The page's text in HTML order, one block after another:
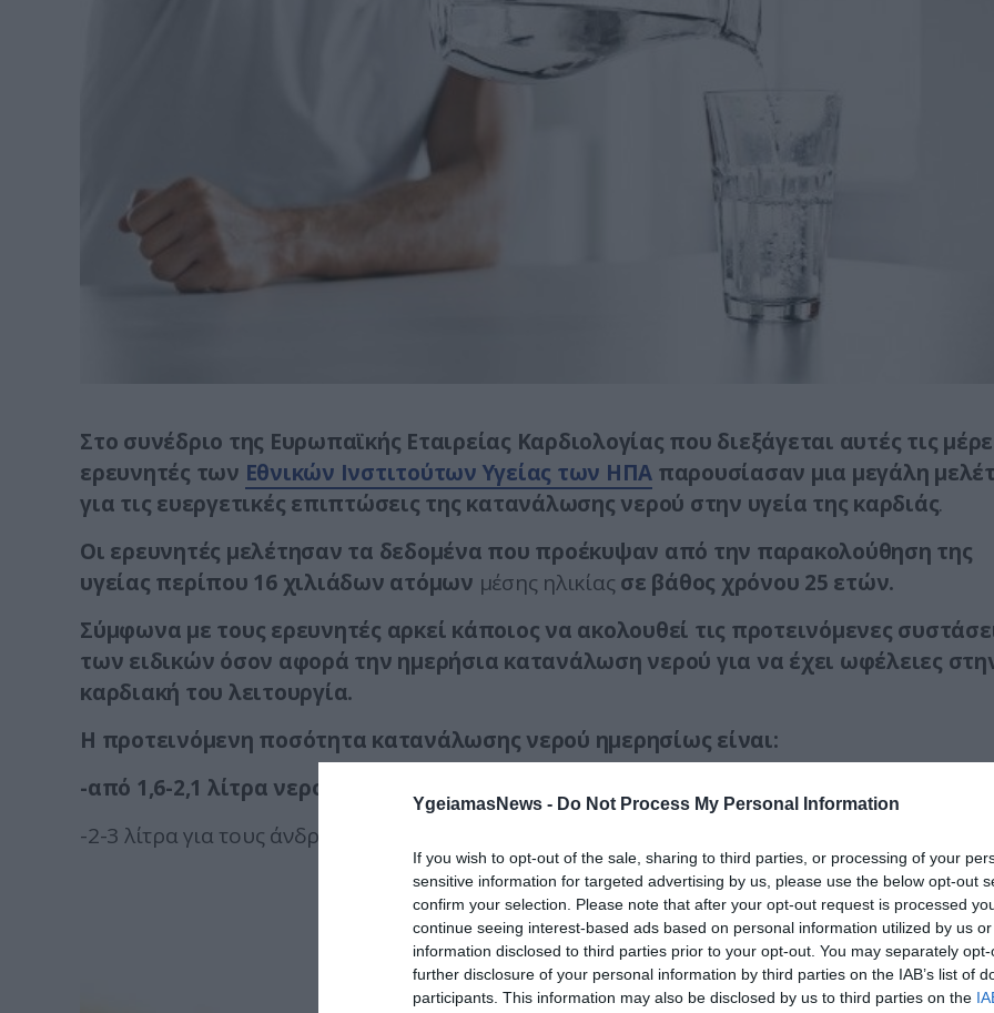
YgeiamasNews - Do Not Process My Personal Information
If you wish to opt-out of the sale, sharing to third parties, or processing of your
sensitive information for targeted advertising by us, please use the below opt-out
confirm your selection. Please note that after your opt-out request is processed
continue seeing interest-based ads based on personal information utilized by us
information disclosed to third parties prior to your opt-out. You may separately
further disclosure of your personal information by third parties on the IAB’s list of
participants. This information may also be disclosed by us to third parties on the
Στο συνέδριο της Ευρωπαϊκής Εταιρείας Καρδιολογίας που διεξάγεται αυτές τις
ερευνητές των Εθνικών Ινστιτούτων Υγείας των ΗΠΑ παρουσίασαν μια μεγάλη
για τις ευεργετικές επιπτώσεις της κατανάλωσης νερού στην υγεία της καρδιάς.
Οι ερευνητές μελέτησαν τα δεδομένα που προέκυψαν από την παρακολούθηση της
υγείας περίπου 16 χιλιάδων ατόμων μέσης ηλικίας σε βάθος χρόνου 25 ετών.
Σύμφωνα με τους ερευνητές αρκεί κάποιος να ακολουθεί τις προτεινόμενες
των ειδικών όσον αφορά την ημερήσια κατανάλωση νερού για να έχει ωφέλειες
καρδιακή του λειτουργία.
Η προτεινόμενη ποσότητα κατανάλωσης νερού ημερησίως είναι:
-από 1,6-2,1 λίτρα νερού για τις γυναίκες
-2-3 λίτρα για τους άνδρες.